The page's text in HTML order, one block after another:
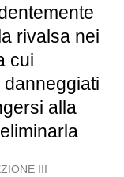
rivalsa nei
cui
alla
III